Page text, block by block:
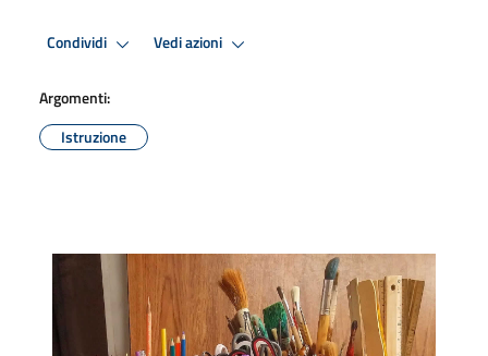
Condividi Vedi azioni
Argomenti:
Istruzione